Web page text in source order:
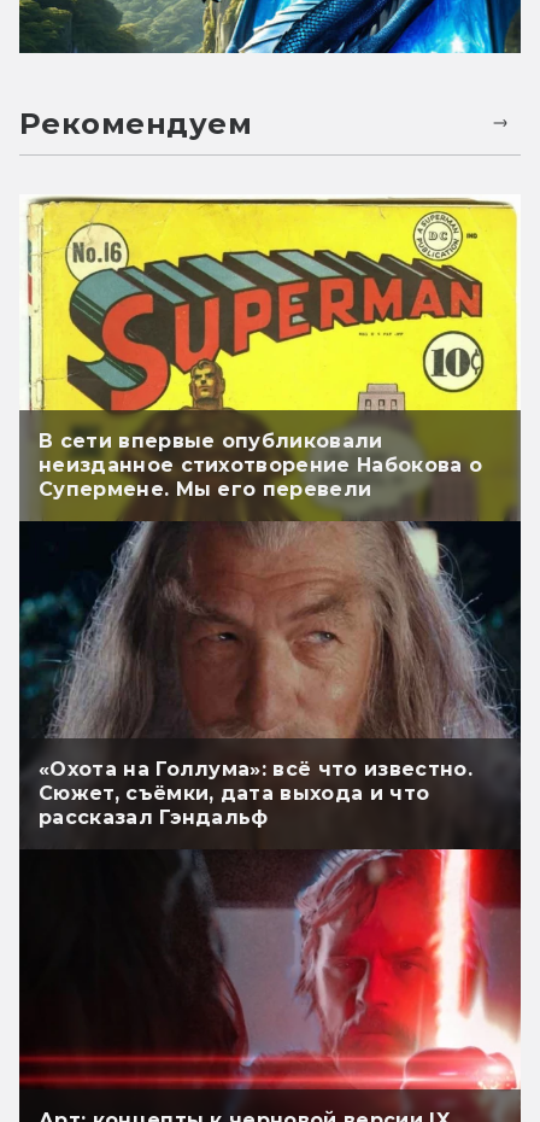
Рекомендуем
В сети впервые опубликовали
неизданное стихотворение Набокова о
Супермене. Мы его перевели
«Охота на Голлума»: всё что известно.
Сюжет, съёмки, дата выхода и что
рассказал Гэндальф